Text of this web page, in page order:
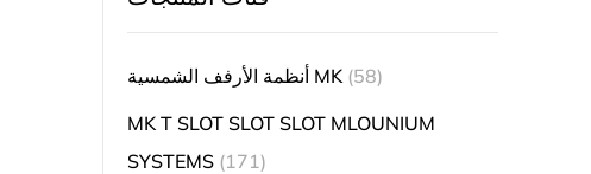
أنظمة الأرفف الشمسية MK (58)
MK T SLOT SLOT SLOT MLOUNIUM
SYSTEMS (171)